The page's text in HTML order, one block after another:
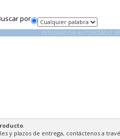
por
INTEGRADOR AUTORIZADO
y plazos de entrega, contáctenos a